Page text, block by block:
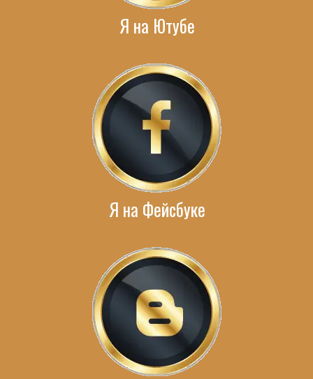
Я на Ютубе
Я на Фейсбуке